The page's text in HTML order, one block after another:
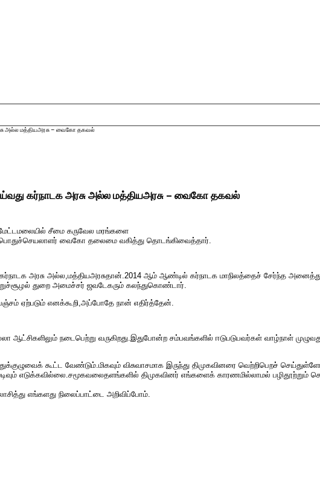
அல்ல மத்​தியஅரசு – வைகோ தகவல்
கர்​நாடக அரசு அல்ல மத்​தியஅரசு – வைகோ தகவல்
மேட்​டமலை​யில் சீமை கரு​வேல மரங்​களை
பொதுச்செய​லா​ளர் வைகோ தலைமை வகித்து தொடங்​கி​வைத்​தார்.
கர்​நாடக அரசு அல்ல,மத்​தியஅரசு​தான்.2014 ஆம் ஆண்​டில் கர்​நாடக மாநிலத்​தைச் சேர்ந்த
துறை அமைச்​சர் ஜவடேகரும் கலந்​து​கொண்​டார்.
ஏற்​படும் எனக்கூறி,அப்​போதே நான் எதிர்த்​தேன்.
ஆட்​சிகளி​லும் நடை​பெற்று வரு​கிறது.இதுபோன்ற சம்​பவங்​களில் ஈடு​படு​பவர்​கள் வாழ்​நாள்
கூட்ட வேண்​டும்.மிக​வும் விசு​வாசமாக இருந்து திமுக​வினரை வெற்​றி​பெறச்
எடுக்​க​வில்​லை.சமூகவலை​தளங்​களில் திமுக​வினர் எங்​களைக் காரணமில்​லாமல் பழிதூற்​றும்
எங்​களது நிலைப்​பாட்டை அறி​விப்​போம்.